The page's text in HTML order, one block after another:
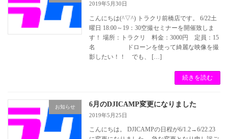
2019年5月30日
こんにちは(^▽^) トラクリ前橋店です。 6/22土
曜日 18:00～19：30空撮セミナーを開催致しま
す！ 場所：トラクリ 料金：3000円 定員：15
名 ドローンを使って綺麗な映像を撮
影したい！！ でも、 […]
続きを読む
お知らせ 6月のDJICAMP変更になりました
2019年5月25日
こんにちは。 DJICAMPの日程が6/1.2→6/22.23